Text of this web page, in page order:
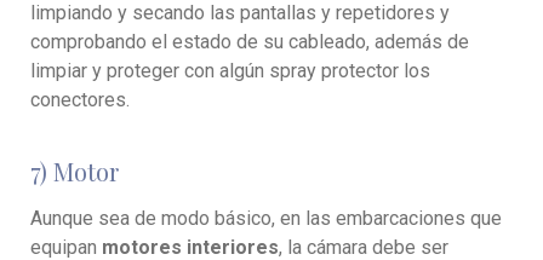
limpiando y secando las pantallas y repetidores y
comprobando el estado de su cableado, además de
limpiar y proteger con algún spray protector los
conectores.
7) Motor
Aunque sea de modo básico, en las embarcaciones que
equipan motores interiores, la cámara debe ser